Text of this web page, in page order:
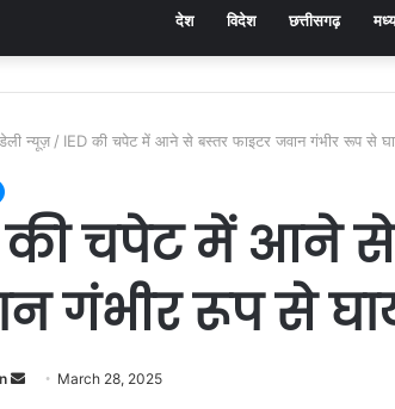
देश विदेश छत्तीसगढ़
न्यूज़ / IED की चपेट में आने से बस्तर फाइटर जवान गंभीर रूप से
की चपेट में आने
गंभीर रूप से
March 28, 2025